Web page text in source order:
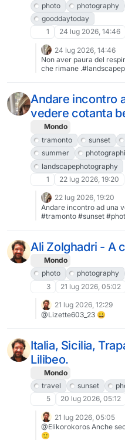
photo
photography
gooddaytoday
1
24 lug 2026, 14:46
24 lug 2026, 14:46
Non aver paura del
che rimane
Andare incontro
vedere cotanta
Mondo
tramonto
sunset
summer
landscapephotography
1
22 lug 2026, 19:20
22 lug 2026, 19:20
Andare incontro ad una
#tramonto #sunset
Ali Zolghadri - A
Mondo
photo
photography
3
21 lug 2026, 05:02
21 lug 2026, 12:29
@Lizette603_23 😀
Italia, Sicilia,
Lilibeo.
Mondo
travel
sunset
5
20 lug 2026, 05:12
21 lug 2026, 05:05
@Elikorokoros Anche
🙂